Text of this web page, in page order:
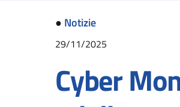
● Notizie
29/11/2025
Cyber